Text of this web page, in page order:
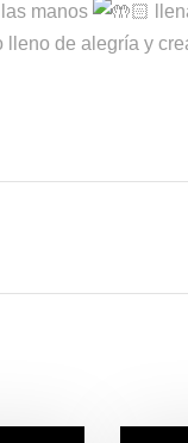
manos
lleno de alegría y